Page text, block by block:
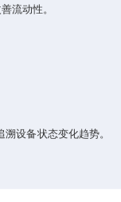
流动性‌。
设备状态变化趋势‌。